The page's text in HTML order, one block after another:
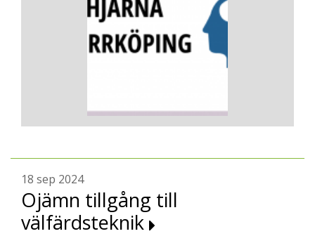
18 sep 2024
Ojämn tillgång till
välfärdsteknik